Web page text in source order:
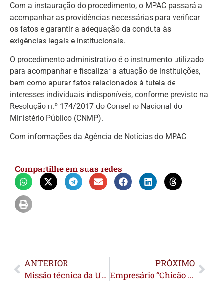
Com a instauração do procedimento, o MPAC passará a
acompanhar as providências necessárias para verificar
os fatos e garantir a adequação da conduta às
exigências legais e institucionais.
O procedimento administrativo é o instrumento utilizado
para acompanhar e fiscalizar a atuação de instituições,
bem como apurar fatos relacionados à tutela de
interesses individuais indisponíveis, conforme previsto na
Resolução n.º 174/2017 do Conselho Nacional do
Ministério Público (CNMP).
Com informações da Agência de Notícias do MPAC
Compartilhe em suas redes
ANTERIOR
Missão técnica da União Europeia visita o Acre para conhecer políticas públicas e ações de regularização ambiental
PRÓXIMO
Empresário “Chicão do Atacadão” é preso após policiais encontrarem arma e munições durante operação da Delegacia Fazendária